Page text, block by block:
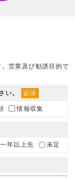
営業及び勧誘目的で
い。 必須
情報収集
一年以上先 未定